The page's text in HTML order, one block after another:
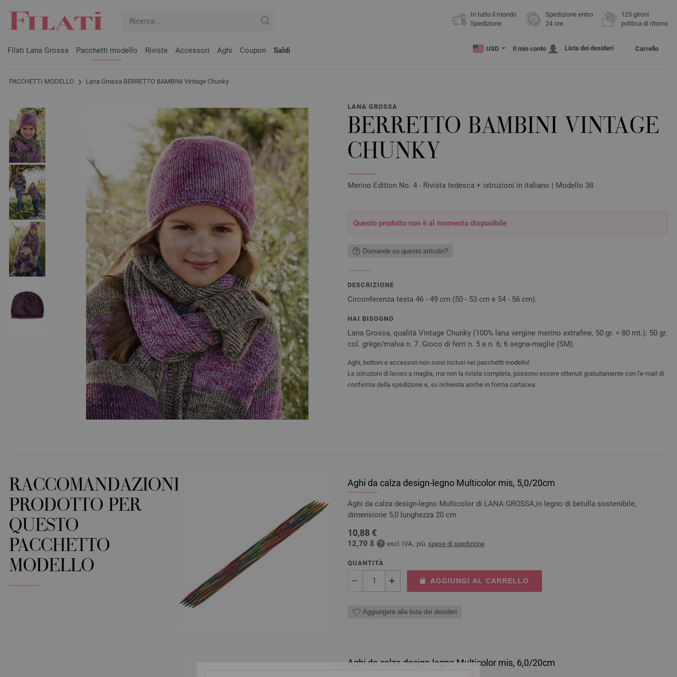
In tutto il mondo
Spedizione
Spedizione entro
24 ore
125 gironi
politica di ritorno
Filati Lana Grossa Pacchetti modello Riviste Accessori Aghi Coupon Saldi USD Il mio conto Lista dei desideri Carrello
PACCHETTI MODELLO Lana Grossa BERRETTO BAMBINI Vintage Chunky
LANA GROSSA
BERRETTO BAMBINI VINTAGE
CHUNKY
Merino Edition No. 4 - Rivista tedesca + istruzioni in italiano | Modello 38
Questo prodotto non è al momento disponibile
Domande su questo articolo?
DESCRIZIONE
Circonferenza testa 46 - 49 cm (50 - 53 cm e 54 - 56 cm).
HAI BISOGNO
Lana Grossa, qualità Vintage Chunky (100% lana vergine merino extrafine, 50 gr. = 80 mt.): 50 gr.
col. grège/malva n. 7. Gioco di ferri n. 5 e n. 6; 6 segna-maglie (SM).
Aghi, bottoni e accessori non sono inclusi nei pacchetti modello!
Le istruzioni di lavoro a maglia, ma non la rivista completa, possono essere ottenuti gratuitamente con l'e-mail di
conferma della spedizione e, su richiesta anche in forma cartacea.
RACCOMANDAZIONE
PRODOTTO PER
QUESTO
PACCHETTO
MODELLO
Aghi da calza design-legno Multicolor mis, 5,0/20cm
Aghi da calza design-legno Multicolor di LANA GROSSA,in legno di betulla sostenibile,
dimensione 5,0 lunghezza 20 cm
10,88 €
12,70 $ escl. IVA., più. spese di spedizione
QUANTITÀ
AGGIUNGI AL CARRELLO
Aggiungere alla lista dei desideri
Aghi da calza design-legno Multicolor mis, 6,0/20cm